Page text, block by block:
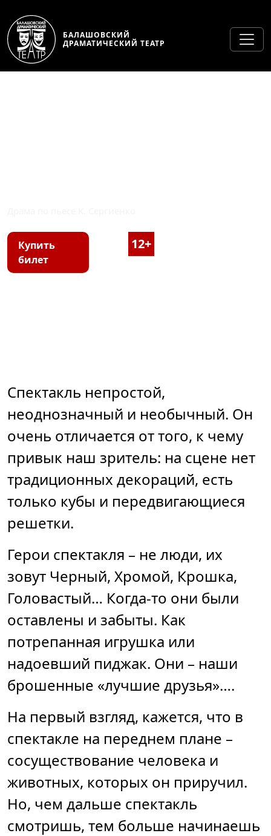
БАЛАШОВСКИЙ
ДРАМАТИЧЕСКИЙ ТЕАТР
Купить
билет
12+
Спектакль непростой,
неоднозначный и необычный. Он
очень отличается от того, к чему
привык наш зритель: на сцене нет
традиционных декораций, есть
только кубы и передвигающиеся
решетки.
Герои спектакля – не люди, их
зовут Черный, Хромой, Крошка,
Головастый… Когда-то они были
оставлены и забыты. Как
потрепанная игрушка или
надоевший пиджак. Они – наши
брошенные «лучшие друзья»….
На первый взгляд, кажется, что в
спектакле на переднем плане –
сосуществование человека и
животных, которых он приручил.
Но, чем дальше спектакль
смотришь, тем больше начинаешь